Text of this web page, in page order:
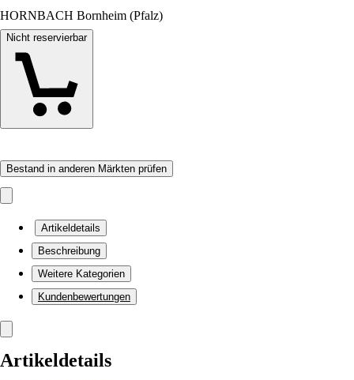
HORNBACH Bornheim (Pfalz)
Nicht reservierbar
Bestand in anderen Märkten prüfen
Artikeldetails
Beschreibung
Weitere Kategorien
Kundenbewertungen
Artikeldetails